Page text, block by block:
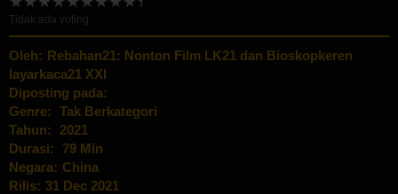
Tidak ada voting
Oleh: Rebahan21: Nonton Film LK21 dan Bioskopkeren
layarkaca21 XXI
Diposting pada:
Genre: Tak Berkategori
Tahun:
2021
Durasi:
79 Min
Negara: China
Rilis: 31 Dec 2021